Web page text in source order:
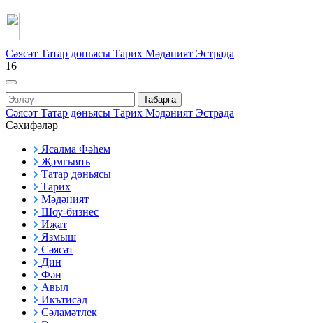
Сәясәт Татар дөньясы Тарих Мәдәният Эстрада
16+
Табарга
Сәясәт Татар дөньясы Тарих Мәдәният Эстрада
Сәхифәләр
Ясалма Фәһем
Җәмгыять
Татар дөньясы
Тарих
Мәдәният
Шоу-бизнес
Иҗат
Язмыш
Сәясәт
Дин
Фән
Авыл
Икътисад
Сәламәтлек